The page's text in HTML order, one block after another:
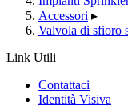
Accessori ▸
Valvola di sfioro
Link Utili
Contattaci
Identità Visiva